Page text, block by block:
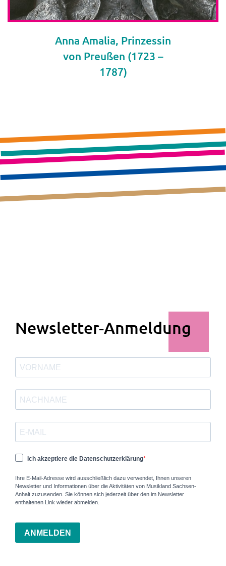
Anna Amalia, Prinzessin
von Preußen (1723 –
1787)
Newsletter-Anmeldung
Ich akzeptiere die Datenschutzerklärung
Ihre E-Mail-Adresse wird ausschließlich dazu verwendet, Ihnen unseren
Newsletter und Informationen über die Aktivitäten von Musikland Sachsen-
Anhalt zuzusenden. Sie können sich jederzeit über den im Newsletter
enthaltenen Link wieder abmelden.
ANMELDEN